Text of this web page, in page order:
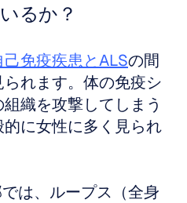
るか？
己免疫疾患とALSの間
れます。体の免疫シ
織を攻撃してしまう
に女性に多く見られ
は、ループス（全身